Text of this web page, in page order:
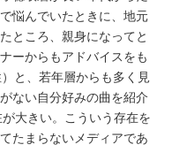
悩んでいたときに、地元
ところ、親身になってと
ーからもアドバイスをも
と、若年層からも多く見
ない自分好みの曲を紹介
大きい。こういう存在を
たまらないメディアであ